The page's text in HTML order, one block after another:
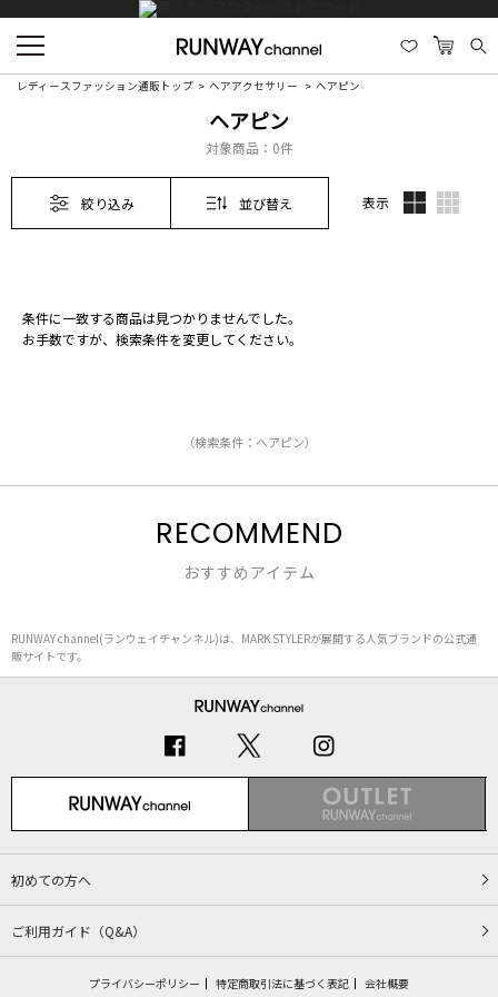
レディースファッション通販トップ ヘアアクセサリー ヘアピン
ヘアピン
対象商品： 0件
絞り込み 並び替え 表示
条件に一致する商品は見つかりませんでした。
お手数ですが、検索条件を変更してください。
（検索条件：ヘアピン）
RECOMMEND
おすすめアイテム
RUNWAY channel(ランウェイチャンネル)は、MARK STYLERが展開する人気ブランドの公式通
販サイトです。
初めての方へ
ご利用ガイド（Q&A）
プライバシーポリシー 特定商取引法に基づく表記 会社概要